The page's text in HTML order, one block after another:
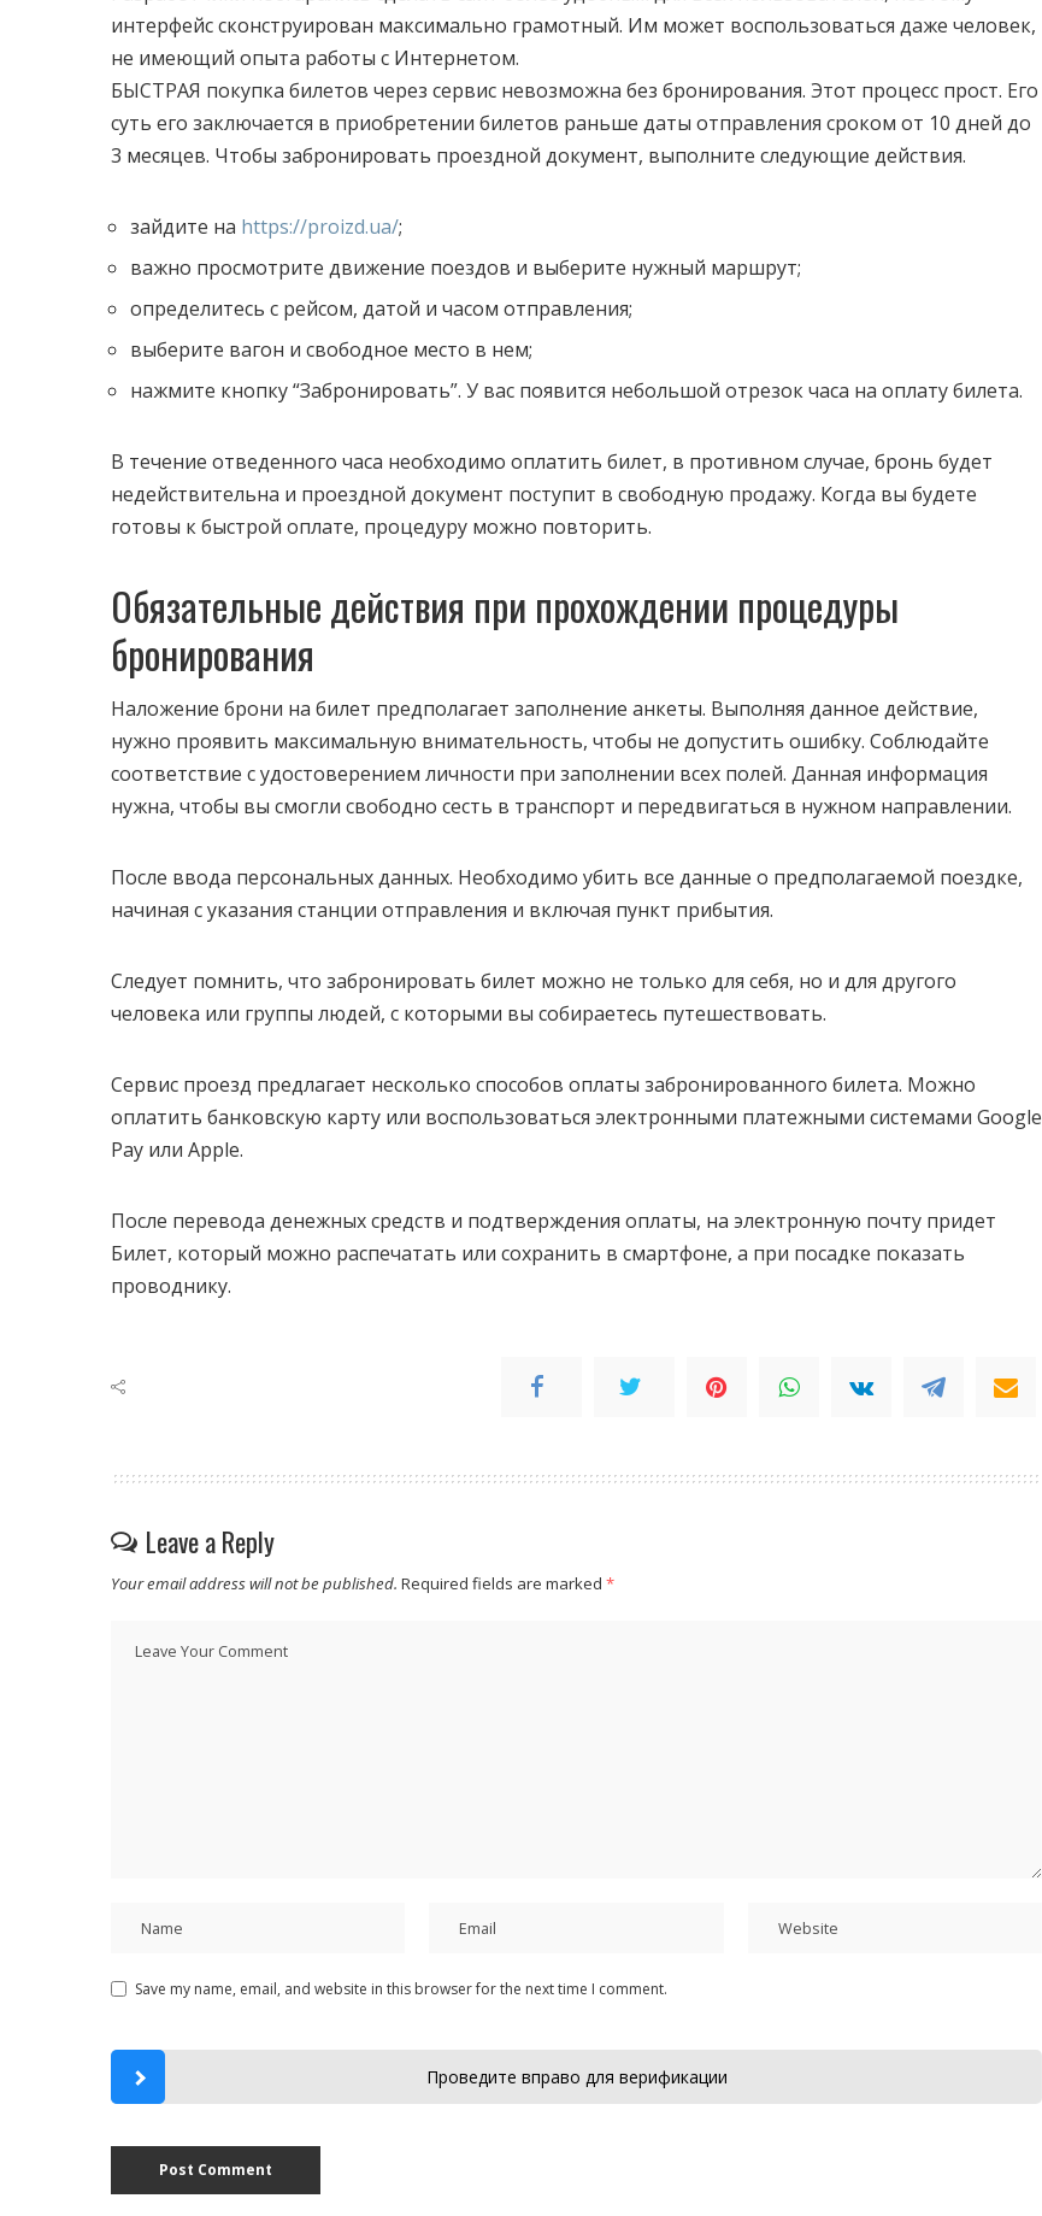
интерфейс сконструирован максимально грамотный. Им может воспользоваться даже человек,
не имеющий опыта работы с Интернетом.
БЫСТРАЯ покупка билетов через сервис невозможна без бронирования. Этот процесс прост. Его
суть его заключается в приобретении билетов раньше даты отправления сроком от 10 дней до
3 месяцев. Чтобы забронировать проездной документ, выполните следующие действия.
зайдите на https://proizd.ua/;
важно просмотрите движение поездов и выберите нужный маршрут;
определитесь с рейсом, датой и часом отправления;
выберите вагон и свободное место в нем;
нажмите кнопку “Забронировать”. У вас появится небольшой отрезок часа на оплату билета.
В течение отведенного часа необходимо оплатить билет, в противном случае, бронь будет
недействительна и проездной документ поступит в свободную продажу. Когда вы будете
готовы к быстрой оплате, процедуру можно повторить.
Обязательные действия при прохождении процедуры
бронирования
Наложение брони на билет предполагает заполнение анкеты. Выполняя данное действие,
нужно проявить максимальную внимательность, чтобы не допустить ошибку. Соблюдайте
соответствие с удостоверением личности при заполнении всех полей. Данная информация
нужна, чтобы вы смогли свободно сесть в транспорт и передвигаться в нужном направлении.
После ввода персональных данных. Необходимо убить все данные о предполагаемой поездке,
начиная с указания станции отправления и включая пункт прибытия.
Следует помнить, что забронировать билет можно не только для себя, но и для другого
человека или группы людей, с которыми вы собираетесь путешествовать.
Сервис проезд предлагает несколько способов оплаты забронированного билета. Можно
оплатить банковскую карту или воспользоваться электронными платежными системами Google
Pay или Apple.
После перевода денежных средств и подтверждения оплаты, на электронную почту придет
Билет, который можно распечатать или сохранить в смартфоне, а при посадке показать
проводнику.
Leave a Reply
Your email address will not be published. Required fields are marked *
Save my name, email, and website in this browser for the next time I comment.
Проведите вправо для верификации